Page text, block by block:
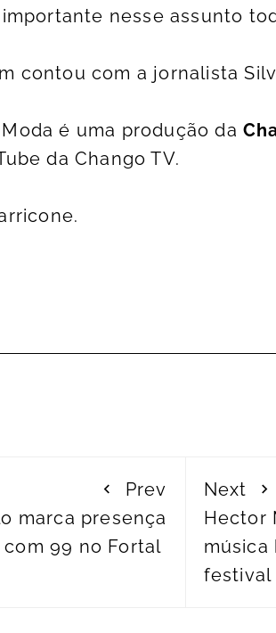
nesse assunto
contou com a jornalista
é uma produção da
da Chango TV.
Prev
marca presença
com 99 no Fortal
Next
Hector
música
festival